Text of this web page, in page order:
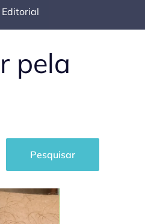
Editorial
pela
Pesquisar